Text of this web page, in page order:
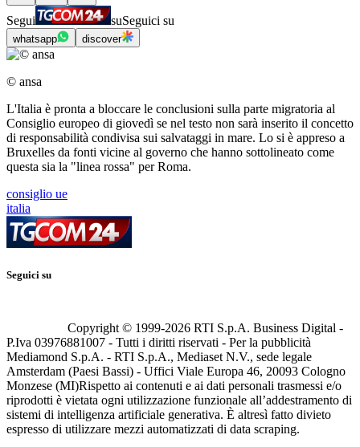
Segui suSeguici su
whatsapp discover
© ansa
L'Italia è pronta a bloccare le conclusioni sulla parte migratoria al
Consiglio europeo di giovedì se nel testo non sarà inserito il concetto
di responsabilità condivisa sui salvataggi in mare. Lo si è appreso a
Bruxelles da fonti vicine al governo che hanno sottolineato come
questa sia la "linea rossa" per Roma.
consiglio ue
italia
Seguici su
Copyright © 1999-2026 RTI S.p.A. Business Digital -
P.Iva 03976881007 - Tutti i diritti riservati - Per la pubblicità
Mediamond S.p.A. - RTI S.p.A., Mediaset N.V., sede legale
Amsterdam (Paesi Bassi) - Uffici Viale Europa 46, 20093 Cologno
Monzese (MI)Rispetto ai contenuti e ai dati personali trasmessi e/o
riprodotti è vietata ogni utilizzazione funzionale all’addestramento di
sistemi di intelligenza artificiale generativa. È altresì fatto divieto
espresso di utilizzare mezzi automatizzati di data scraping.